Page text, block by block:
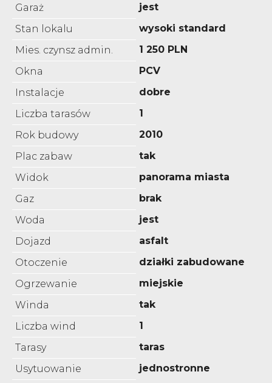
Garaż
jest
Stan lokalu
wysoki standard
Mies. czynsz admin.
1 250 PLN
Okna
PCV
Instalacje
dobre
Liczba tarasów
1
Rok budowy
2010
Plac zabaw
tak
Widok
panorama miasta
Gaz
brak
Woda
jest
Dojazd
asfalt
Otoczenie
działki zabudowane
Ogrzewanie
miejskie
Winda
tak
Liczba wind
1
Tarasy
taras
Usytuowanie
jednostronne